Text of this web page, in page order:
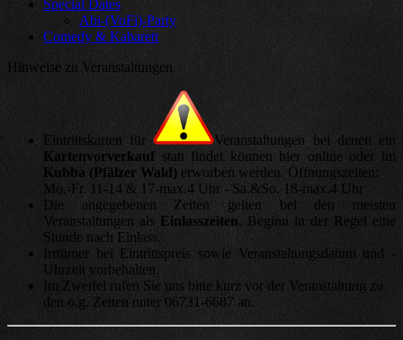
Special Dates
Abi-(VoFi)-Party
Comedy & Kabarett
Hinweise zu Veranstaltungen
Eintrittskarten für
Veranstaltungen bei denen ein
Kartenvorverkauf statt findet können hier online oder im
Kubba (Pfälzer Wald) erworben werden. Öffnungszeiten:
Mo.-Fr. 11-14 & 17-max.4 Uhr - Sa.&So. 18-max.4 Uhr
Die angegebenen Zeiten gelten bei den meisten
Veranstaltungen als Einlasszeiten. Beginn in der Regel eine
Stunde nach Einlass.
Irrtümer bei Eintrittspreis sowie Veranstaltungsdatum und -
Uhrzeit vorbehalten.
Im Zweifel rufen Sie uns bitte kurz vor der Veranstaltung zu
den o.g. Zeiten unter 06731-6687 an.